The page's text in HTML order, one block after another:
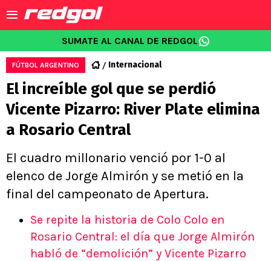
SUMATE AL CANAL DE REDGOL
FÚTBOL ARGENTINO Internacional
El increíble gol que se perdió
Vicente Pizarro: River Plate elimina
a Rosario Central
El cuadro millonario venció por 1-0 al
elenco de Jorge Almirón y se metió en la
final del campeonato de Apertura.
Se repite la historia de Colo Colo en
Rosario Central: el día que Jorge Almirón
habló de “demolición” y Vicente Pizarro